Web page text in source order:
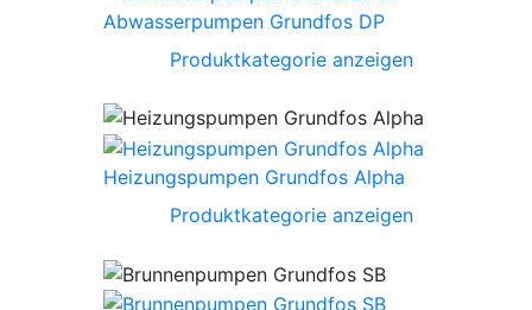
Abwasserpumpen Grundfos DP
Produktkategorie anzeigen
Heizungspumpen Grundfos Alpha
Produktkategorie anzeigen